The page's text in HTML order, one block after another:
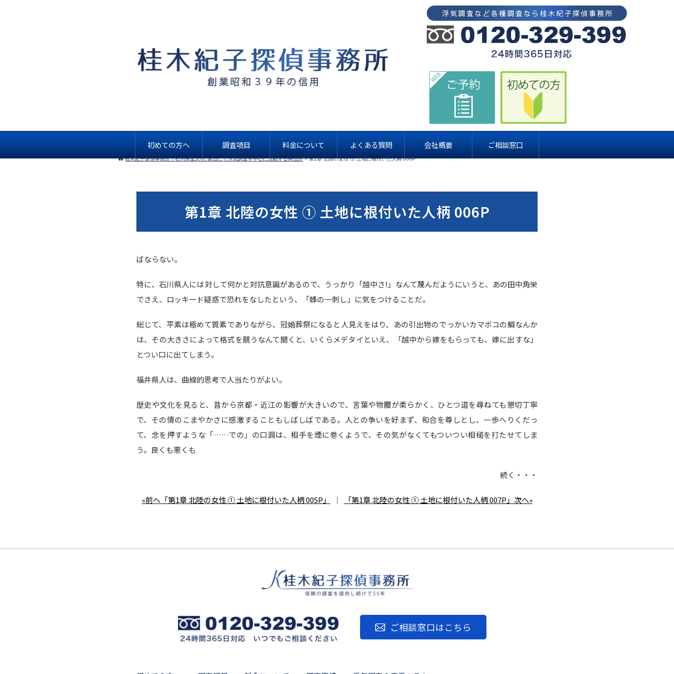
初めての方へ 調査項目 料金について よくある質問 会社概要 ご相談窓口
桂木紀子探偵事務所｜石川県金沢市､富山にて浮気調査を中心に活動する興信所>第1章 北陸の女性 ① 土地に根付いた人柄 006P
第1章 北陸の女性 ① 土地に根付いた人柄 006P
ばならない。
特に、石川県人には対して何かと対抗意識があるので、うっかり「越中さ!」なんて蔑んだようにいうと、あの田中角栄
でさえ、ロッキード疑惑で恐れをなしたという、「蜂の一刺し」に気をつけることだ。
総じて、平素は極めて質素でありながら、冠婚葬祭になると人見えをはり、あの引出物のでっかいカマボコの鯛なんか
は、その大きさによって格式を競うなんて聞くと、いくらメデタイといえ、「越中から嫁をもらっても、嫁に出すな」
とつい口に出てしまう。
福井県人は、曲線的思考で人当たりがよい。
歴史や文化を見ると、昔から京都・近江の影響が大きいので、言葉や物腰が柔らかく、ひとつ道を尋ねても懇切丁寧
で、その情のこまやかさに感激することもしばしばである。人との争いを好まず、和合を尊しとし、一歩へりくだっ
て、念を押すような「……での」の口調は、相手を煙に巻くようで、その気がなくてもついつい相槌を打たせてしま
う。良くも悪くも
続く・・・
«前へ「第1章 北陸の女性 ① 土地に根付いた人柄 005P」 ｜ 「第1章 北陸の女性 ① 土地に根付いた人柄 007P」次へ»
ご相談窓口はこちら